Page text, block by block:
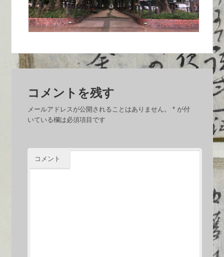
コメントを残す
メールアドレスが公開されることはありません。 * が付
いている欄は必須項目です
コメント